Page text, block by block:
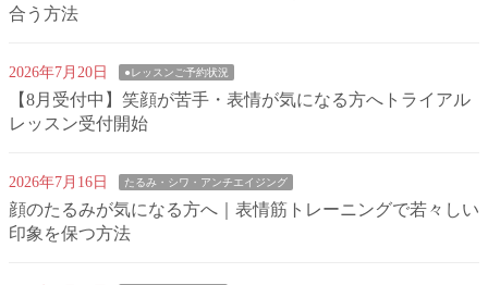
合う方法
2026年7月20日 ●レッスンご予約状況
【8月受付中】笑顔が苦手・表情が気になる方へトライアル
レッスン受付開始
2026年7月16日 たるみ・シワ・アンチエイジング
顔のたるみが気になる方へ｜表情筋トレーニングで若々しい
印象を保つ方法